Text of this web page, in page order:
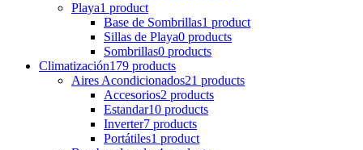
Playa1 product
Base de Sombrillas1 product
Sillas de Playa0 products
Sombrillas0 products
Climatización179 products
Aires Acondicionados21 products
Accesorios2 products
Estandar10 products
Inverter7 products
Portátiles1 product